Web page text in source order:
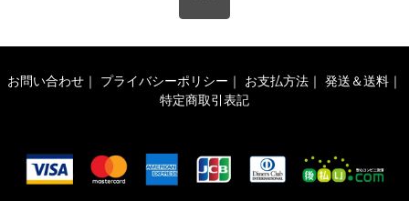
お問い合わせ ｜ プライバシーポリシー ｜ お支払方法 ｜ 発送＆送料 ｜
特定商取引表記